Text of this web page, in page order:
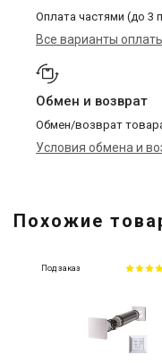
Оплата частями (до 3
Все варианты
Обмен и возврат
Обмен/возврат
Условия обмена и
Похожие
Под заказ